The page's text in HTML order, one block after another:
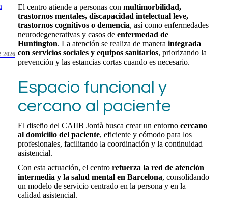
2026
El centro atiende a personas conmultimorbilidad,
trastornos mentales, discapacidad intelectual leve,
trastornos cognitivos o demencia, así como enfermedades
neurodegenerativas y casos deenfermedad de
Huntington. La atención se realiza de maneraintegrada
con servicios sociales y equipos sanitarios, priorizando la
prevención y las estancias cortas cuando es necesario.
Espacio funcional y
cercano al paciente
El diseño del CAIIB Jordà busca crear un entornocercano
al domicilio del paciente, eficiente y cómodo para los
profesionales, facilitando la coordinación y la continuidad
asistencial.
Con esta actuación, el centrorefuerza la red de atención
intermedia y la salud mental en Barcelona, consolidando
un modelo de servicio centrado en la persona y en la
calidad asistencial.